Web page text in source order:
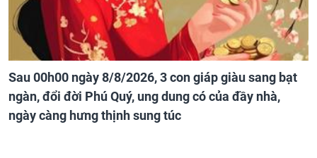
Sau 00h00 ngày 8/8/2026, 3 con giáp giàu sang bạt
ngàn, đổi đời Phú Quý, ung dung có của đầy nhà,
ngày càng hưng thịnh sung túc